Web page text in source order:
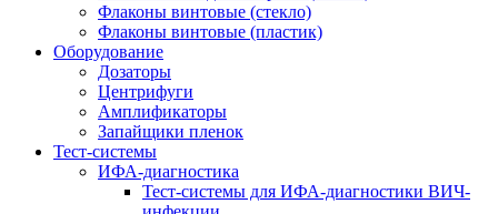
Флаконы винтовые (стекло)
Флаконы винтовые (пластик)
Оборудование
Дозаторы
Центрифуги
Амплификаторы
Запайщики пленок
Тест-системы
ИФА-диагностика
Тест-системы для ИФА-диагностики ВИЧ-